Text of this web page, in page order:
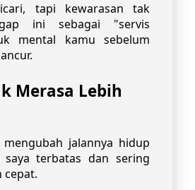
tapi kewarasan tak
ini sebagai "servis
mental kamu sebelum
Merasa Lebih
jalannya hidup
saya terbatas dan sering
cepat.